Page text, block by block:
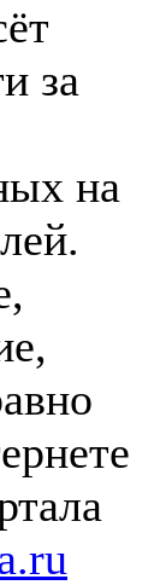
за
на